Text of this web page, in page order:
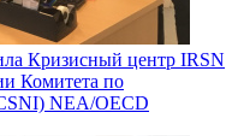
Кризисный центр IRSN
Комитета по
NEA/OECD